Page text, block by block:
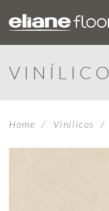
VINÍLICO
Home Vinílicos